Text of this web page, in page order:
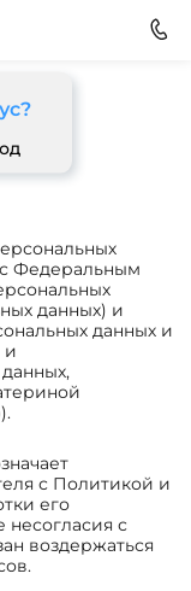
:
с Федеральным
данных) и
данных и
и
с Политикой и
его
с
воздержаться